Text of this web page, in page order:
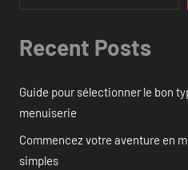
Recent Posts
Guide pour sélectionner le bon
menuiserie
Commencez votre aventure en
simples